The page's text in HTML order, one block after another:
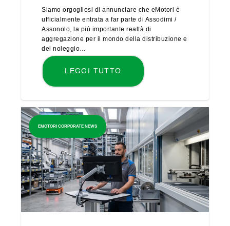
Siamo orgogliosi di annunciare che eMotori è
ufficialmente entrata a far parte di Assodimi /
Assonolo, la più importante realtà di
aggregazione per il mondo della distribuzione e
del noleggio…
LEGGI TUTTO
EMOTORI CORPORATE NEWS